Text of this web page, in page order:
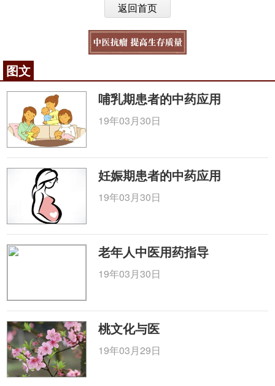
返回首页
图文
哺乳期患者的中药应用
19年03月30日
妊娠期患者的中药应用
19年03月30日
老年人中医用药指导
19年03月30日
桃文化与医
19年03月29日